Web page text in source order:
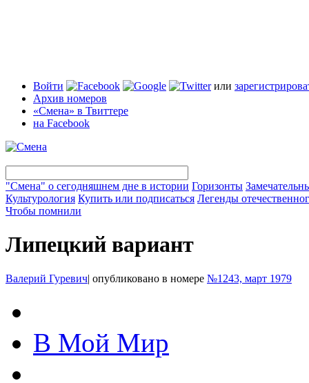
Войти или
Архив номеров
«Смена» в Твиттере
на Facebook
"Смена" о сегодняшнем дне в истории Горизонты
Культурология Купить или подписаться Легенды
Чтобы помнили
Липецкий вариант
Валерий Гуревич| опубликовано в номере №1243, март 1979
В Мой Мир